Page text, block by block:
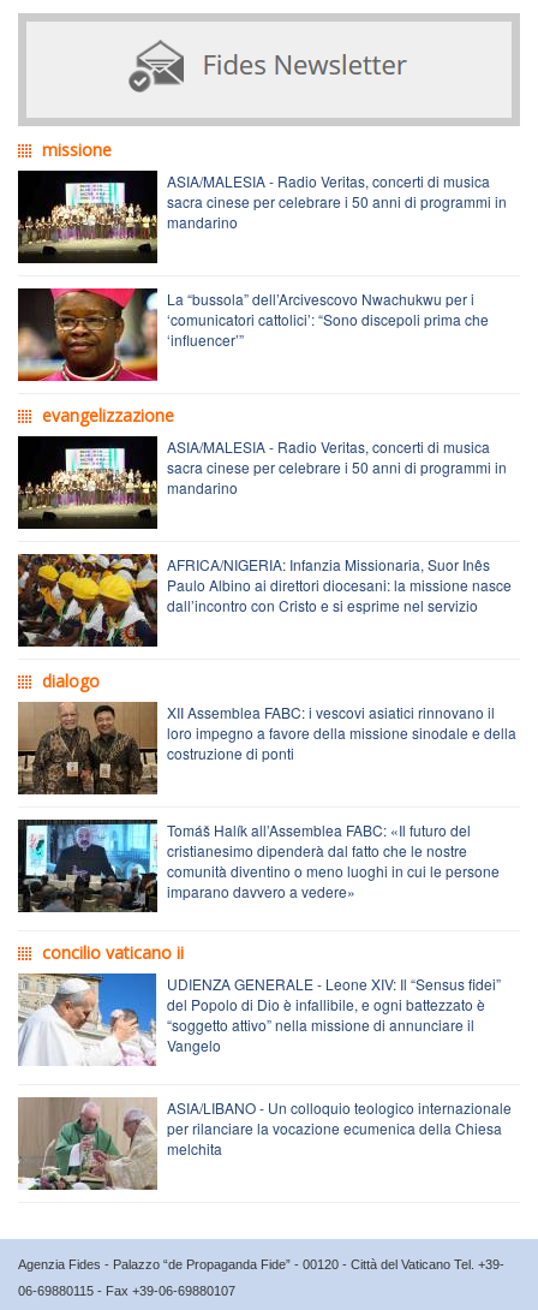
missione
ASIA/MALESIA - Radio Veritas, concerti di musica
sacra cinese per celebrare i 50 anni di programmi in
mandarino
La “bussola” dell’Arcivescovo Nwachukwu per i
‘comunicatori cattolici’: “Sono discepoli prima che
‘influencer’”
evangelizzazione
ASIA/MALESIA - Radio Veritas, concerti di musica
sacra cinese per celebrare i 50 anni di programmi in
mandarino
AFRICA/NIGERIA: Infanzia Missionaria, Suor Inês
Paulo Albino ai direttori diocesani: la missione nasce
dall’incontro con Cristo e si esprime nel servizio
dialogo
XII Assemblea FABC: i vescovi asiatici rinnovano il
loro impegno a favore della missione sinodale e della
costruzione di ponti
Tomáš Halík all’Assemblea FABC: «Il futuro del
cristianesimo dipenderà dal fatto che le nostre
comunità diventino o meno luoghi in cui le persone
imparano davvero a vedere»
concilio vaticano ii
UDIENZA GENERALE - Leone XIV: Il “Sensus fidei”
del Popolo di Dio è infallibile, e ogni battezzato è
“soggetto attivo” nella missione di annunciare il
Vangelo
ASIA/LIBANO - Un colloquio teologico internazionale
per rilanciare la vocazione ecumenica della Chiesa
melchita
Agenzia Fides - Palazzo “de Propaganda Fide” - 00120 - Città del Vaticano Tel. +39-
06-69880115 - Fax +39-06-69880107